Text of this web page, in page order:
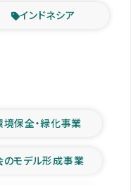
インドネシア
保全・緑化事業
モデル形成事業